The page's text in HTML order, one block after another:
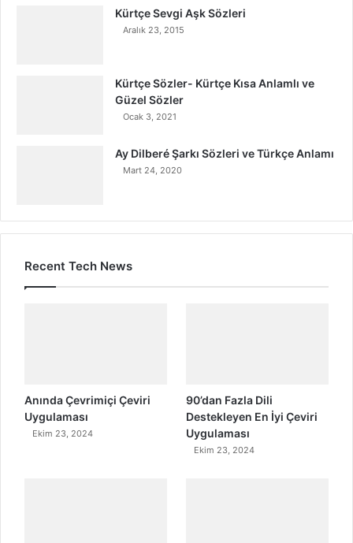
Kürtçe Sevgi Aşk Sözleri
Aralık 23, 2015
Kürtçe Sözler- Kürtçe Kısa Anlamlı ve
Güzel Sözler
Ocak 3, 2021
Ay Dilberé Şarkı Sözleri ve Türkçe Anlamı
Mart 24, 2020
Recent Tech News
Anında Çevrimiçi Çeviri
Uygulaması
Ekim 23, 2024
90’dan Fazla Dili
Destekleyen En İyi Çeviri
Uygulaması
Ekim 23, 2024